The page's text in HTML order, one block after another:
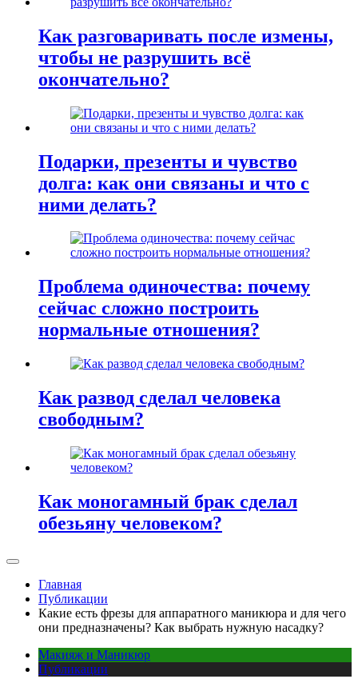
Как разговаривать после измены,
чтобы не разрушить всё
окончательно?
Подарки, презенты и чувство
долга: как они связаны и что с
ними делать?
Проблема одиночества: почему
сейчас сложно построить
нормальные отношения?
Как развод сделал человека
свободным?
Как моногамный брак сделал
обезьяну человеком?
Главная
Публикации
Какие есть фрезы для аппаратного маникюра и для чего
они предназначены? Как выбрать нужную насадку?
Макияж и Маникюр
Публикации